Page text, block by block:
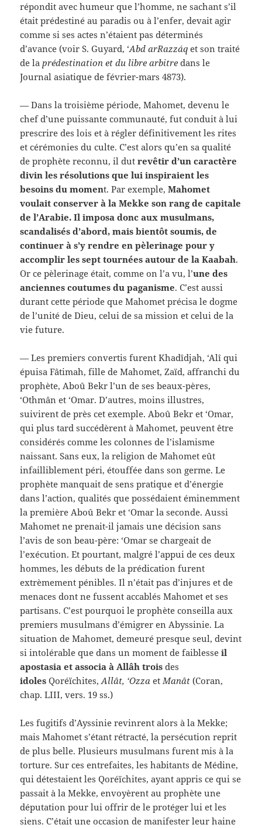
répondit avec humeur que l’homme, ne sachant s’il
était prédestiné au paradis ou à l’enfer, devait agir
comme si ses actes n’étaient pas déterminés
d’avance (voir S. Guyard, ‘Abd arRazzáq et son traité
de laprédestination et du libre arbitre dans le
Journal asiatique de février-mars 4873).
— Dans la troisième période, Mahomet, devenu le
chef d’une puissante communauté, fut conduit à lui
prescrire des lois et à régler définitivement les rites
et cérémonies du culte. C’est alors qu’en sa qualité
de prophète reconnu, il dutrevêtir d’un caractère
divin les résolutions que lui inspiraient les
besoins du moment. Par exemple,Mahomet
voulait conserver à la Mekke son rang de capitale
de l’Arabie. Il imposa donc aux musulmans,
scandalisés d’abord, mais bientôt soumis, de
continuer à s’y rendre en pèlerinage pour y
accomplir les sept tournées autour de la Kaabah.
Or ce pèlerinage était, comme on l’a vu, l’une des
anciennes coutumes du paganisme. C’est aussi
durant cette période que Mahomet précisa le dogme
de l’unité de Dieu, celui de sa mission et celui de la
vie future.
— Les premiers convertis furent Khadîdjah, ‘Alî qui
épuisa Fâtimah, fille de Mahomet, Zaïd, affranchi du
prophète, Aboû Bekr l’un de ses beaux-pères,
‘Othmân et ‘Omar. D’autres, moins illustres,
suivirent de près cet exemple. Aboû Bekr et ‘Omar,
qui plus tard succédèrent à Mahomet, peuvent être
considérés comme les colonnes de l’islamisme
naissant. Sans eux, la religion de Mahomet eût
infailliblement péri, étouffée dans son germe. Le
prophète manquait de sens pratique et d’énergie
dans l’action, qualités que possédaient éminemment
la première Aboû Bekr et ‘Omar la seconde. Aussi
Mahomet ne prenait-il jamais une décision sans
l’avis de son beau-père: ‘Omar se chargeait de
l’exécution. Et pourtant, malgré l’appui de ces deux
hommes, les débuts de la prédication furent
extrèmement pénibles. Il n’était pas d’injures et de
menaces dont ne fussent accablés Mahomet et ses
partisans. C’est pourquoi le prophète conseilla aux
premiers musulmans d’émigrer en Abyssinie. La
situation de Mahomet, demeuré presque seul, devint
si intolérable que dans un moment de faiblesseil
apostasia et associa à Allâh troisdes
idolesQoréïchites,Allât, ‘Ozza etManât (Coran,
chap. LIII, vers. 19 ss.)
Les fugitifs d’Ayssinie revinrent alors à la Mekke;
mais Mahomet s’étant rétracté, la persécution reprit
de plus belle. Plusieurs musulmans furent mis à la
torture. Sur ces entrefaites, les habitants de Médine,
qui détestaient les Qoréïchites, ayant appris ce qui se
passait à la Mekke, envoyèrent au prophète une
députation pour lui offrir de le protéger lui et les
siens. C’était une occasion de manifester leur haine